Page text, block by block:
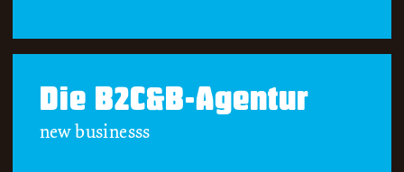
Die B2C&B-Agentur
new businesss